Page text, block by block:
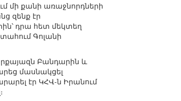
մի քանի առաջնորդների
զենք էր
դրա հետ մեկտեղ
Գոլանի
Բանդարին և
մասնակցել
էր ԿՀՎ-ն Իրանում